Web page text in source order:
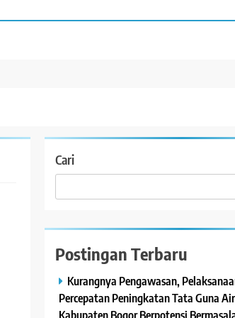
Cari
Postingan Terbaru
Kurangnya Pengawasan,
Percepatan Peningkatan Tata Guna
Kabupaten Bogor Berpotensi